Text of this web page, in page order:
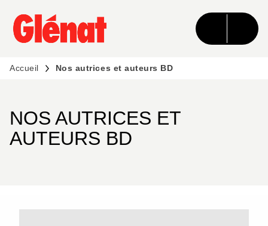
MENU RECHERCHE CONTENU
PIED DE PAGE
Accueil Nos autrices et auteurs BD
NOS AUTRICES ET
AUTEURS BD